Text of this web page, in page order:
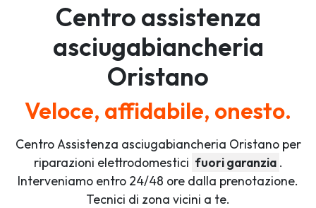
Centro assistenza
asciugabiancheria
Oristano
Veloce, affidabile, onesto.
Centro Assistenza asciugabiancheria Oristano per
riparazioni elettrodomestici fuori garanzia .
Interveniamo entro 24/48 ore dalla prenotazione.
Tecnici di zona vicini a te.